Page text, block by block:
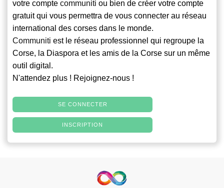
votre compte communiti ou bien de créer votre compte
gratuit qui vous permettra de vous connecter au réseau
international des corses dans le monde.
Communiti est le réseau professionnel qui regroupe la
Corse, la Diaspora et les amis de la Corse sur un même
outil digital.
N'attendez plus ! Rejoignez-nous !
SE CONNECTER
INSCRIPTION